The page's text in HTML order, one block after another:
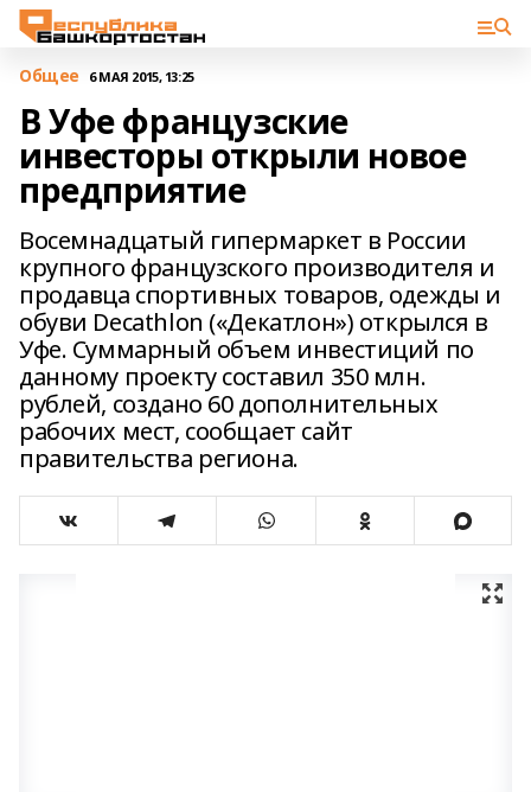
Общее 6 МАЯ 2015, 13:25
В Уфе французские
инвесторы открыли новое
предприятие
Восемнадцатый гипермаркет в России
крупного французского производителя и
продавца спортивных товаров, одежды и
обуви Decathlon («Декатлон») открылся в
Уфе. Суммарный объем инвестиций по
данному проекту составил 350 млн.
рублей, создано 60 дополнительных
рабочих мест, сообщает сайт
правительства региона.